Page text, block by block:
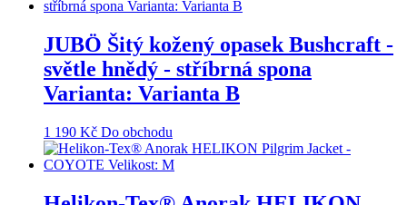
JUBÖ Šitý kožený opasek Bushcraft -
světle hnědý - stříbrná spona
Varianta: Varianta B
1 190 Kč Do obchodu